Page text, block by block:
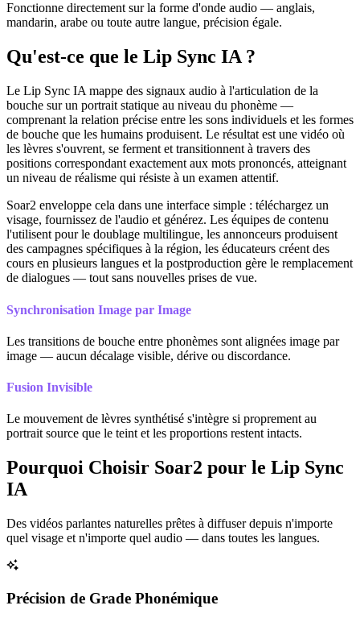
Fonctionne directement sur la forme d'onde audio — anglais,
mandarin, arabe ou toute autre langue, précision égale.
Qu'est-ce que le Lip Sync IA ?
Le Lip Sync IA mappe des signaux audio à l'articulation de la
bouche sur un portrait statique au niveau du phonème —
comprenant la relation précise entre les sons individuels et les formes
de bouche que les humains produisent. Le résultat est une vidéo où
les lèvres s'ouvrent, se ferment et transitionnent à travers des
positions correspondant exactement aux mots prononcés, atteignant
un niveau de réalisme qui résiste à un examen attentif.
Soar2 enveloppe cela dans une interface simple : téléchargez un
visage, fournissez de l'audio et générez. Les équipes de contenu
l'utilisent pour le doublage multilingue, les annonceurs produisent
des campagnes spécifiques à la région, les éducateurs créent des
cours en plusieurs langues et la postproduction gère le remplacement
de dialogues — tout sans nouvelles prises de vue.
Synchronisation Image par Image
Les transitions de bouche entre phonèmes sont alignées image par
image — aucun décalage visible, dérive ou discordance.
Fusion Invisible
Le mouvement de lèvres synthétisé s'intègre si proprement au
portrait source que le teint et les proportions restent intacts.
Pourquoi Choisir Soar2 pour le Lip Sync
IA
Des vidéos parlantes naturelles prêtes à diffuser depuis n'importe
quel visage et n'importe quel audio — dans toutes les langues.
Précision de Grade Phonémique